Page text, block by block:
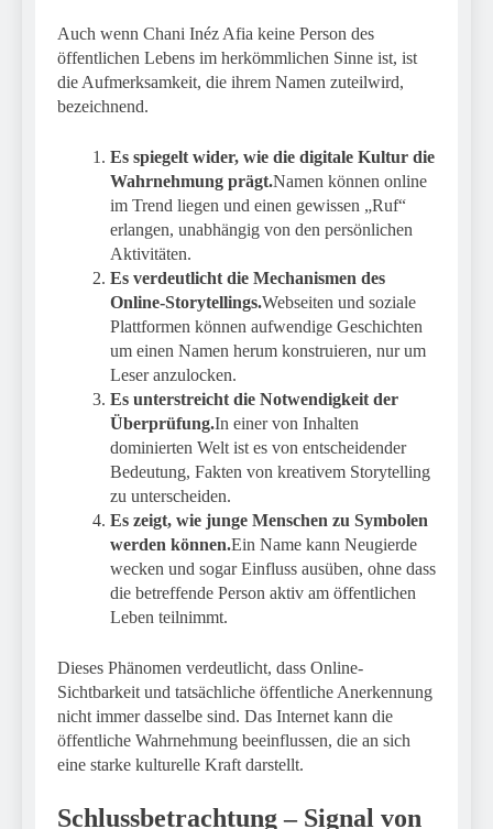
Auch wenn Chani Inéz Afia keine Person des
öffentlichen Lebens im herkömmlichen Sinne ist, ist
die Aufmerksamkeit, die ihrem Namen zuteilwird,
bezeichnend.
Es spiegelt wider, wie die digitale Kultur die
Wahrnehmung prägt.Namen können online
im Trend liegen und einen gewissen „Ruf“
erlangen, unabhängig von den persönlichen
Aktivitäten.
Es verdeutlicht die Mechanismen des
Online-Storytellings.Webseiten und soziale
Plattformen können aufwendige Geschichten
um einen Namen herum konstruieren, nur um
Leser anzulocken.
Es unterstreicht die Notwendigkeit der
Überprüfung.In einer von Inhalten
dominierten Welt ist es von entscheidender
Bedeutung, Fakten von kreativem Storytelling
zu unterscheiden.
Es zeigt, wie junge Menschen zu Symbolen
werden können.Ein Name kann Neugierde
wecken und sogar Einfluss ausüben, ohne dass
die betreffende Person aktiv am öffentlichen
Leben teilnimmt.
Dieses Phänomen verdeutlicht, dass Online-
Sichtbarkeit und tatsächliche öffentliche Anerkennung
nicht immer dasselbe sind. Das Internet kann die
öffentliche Wahrnehmung beeinflussen, die an sich
eine starke kulturelle Kraft darstellt.
Schlussbetrachtung – Signal von